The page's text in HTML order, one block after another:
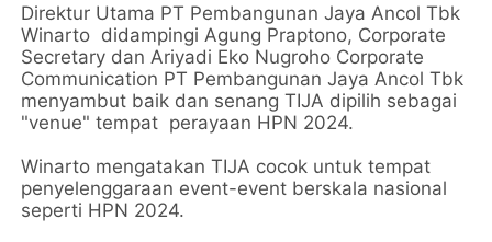
Direktur Utama PT Pembangunan Jaya Ancol Tbk
Winarto didampingi Agung Praptono, Corporate
Secretary dan Ariyadi Eko Nugroho Corporate
Communication PT Pembangunan Jaya Ancol Tbk
menyambut baik dan senang TIJA dipilih sebagai
"venue" tempat perayaan HPN 2024.
Winarto mengatakan TIJA cocok untuk tempat
penyelenggaraan event-event berskala nasional
seperti HPN 2024.